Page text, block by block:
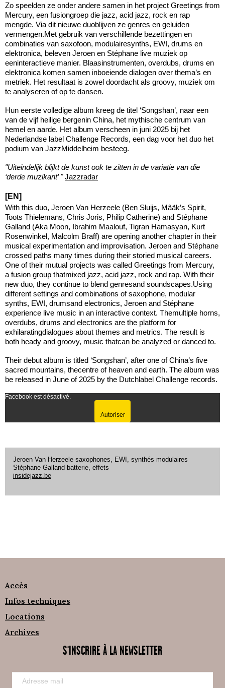
Zo speelden ze onder andere samen in het project Greetings from
Mercury, een fusiongroep die jazz, acid jazz, rock en rap
mengde. Via dit nieuwe duoblijven ze genres en geluiden
vermengen.Met gebruik van verschillende bezettingen en
combinaties van saxofoon, modulairesynths, EWI, drums en
elektronica, beleven Jeroen en Stéphane live muziek op
eeninteractieve manier. Blaasinstrumenten, overdubs, drums en
elektronica komen samen inboeiende dialogen over thema’s en
metriek. Het resultaat is zowel doordacht als groovy, muziek om
te analyseren of op te dansen.
Hun eerste volledige album kreeg de titel ‘Songshan’, naar een
van de vijf heilige bergenin China, het mythische centrum van
hemel en aarde. Het album verscheen in juni 2025 bij het
Nederlandse label Challenge Records, een dag voor het duo het
podium van JazzMiddelheim besteeg.
"Uiteindelijk blijkt de kunst ook te zitten in de variatie van die
‘derde muzikant’ " Jazzradar
[EN]
With this duo, Jeroen Van Herzeele (Ben Sluijs, Mâäk’s Spirit,
Toots Thielemans, Chris Joris, Philip Catherine) and Stéphane
Galland (Aka Moon, Ibrahim Maalouf, Tigran Hamasyan, Kurt
Rosenwinkel, Malcolm Braff) are opening another chapter in their
musical experimentation and improvisation. Jeroen and Stéphane
crossed paths many times during their storied musical careers.
One of their mutual projects was called Greetings from Mercury,
a fusion group thatmixed jazz, acid jazz, rock and rap. With their
new duo, they continue to blend genresand soundscapes.Using
different settings and combinations of saxophone, modular
synths, EWI, drumsand electronics, Jeroen and Stéphane
experience live music in an interactive context. Themultiple horns,
overdubs, drums and electronics are the platform for
exhilaratingdialogues about themes and metrics. The result is
both heady and groovy, music thatcan be analyzed or danced to.
Their debut album is titled ‘Songshan’, after one of China’s five
sacred mountains, thecentre of heaven and earth. The album was
be released in June of 2025 by the Dutchlabel Challenge records.
Facebook est désactivé.
Autoriser
Jeroen Van Herzeele saxophones, EWI, synthés modulaires
Stéphane Galland batterie, effets
insidejazz.be
Accès
Infos techniques
Locations
Archives
S'INSCRIRE À LA NEWSLETTER